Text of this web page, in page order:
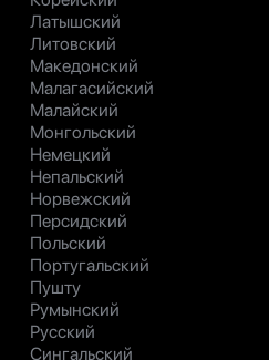
Латышский
Литовский
Македонский
Малагасийский
Малайский
Монгольский
Немецкий
Непальский
Норвежский
Персидский
Польский
Португальский
Пушту
Румынский
Русский
Сингальский